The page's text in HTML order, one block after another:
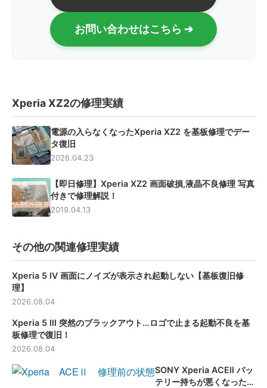
お問い合わせはこちら ➔
Xperia XZ2の修理実績
電源の入らなくなったXperia XZ2 を基板修理でデー
タ復旧
2026.04.23
【即日修理】Xperia XZ2 画面破損,液晶不良修理 写真
付きで修理解説！
2019.04.13
その他の関連修理実績
Xperia 5 Ⅳ 画面にノイズが表示され起動しない【基板復旧修
理】
2026.08.04
Xperia 5 Ⅲ 突然のブラックアウト…ロゴで止まる起動不良を基
板修理で復旧！
2026.08.04
SONY Xperia ACEⅡ バッ
テリー持ちが悪くなった端